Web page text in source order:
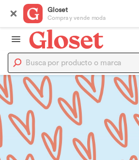
Gloset
Compra y vende moda